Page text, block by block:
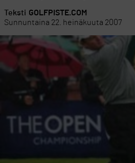
Teksti GOLFPISTE.COM
Sunnuntaina 22. heinäkuuta 2007